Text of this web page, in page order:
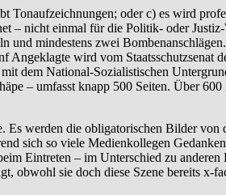
Tonaufzeichnungen; oder c) es wird
– nicht einmal für die Politik- oder Justiz-
und mindestens zwei
Angeklagte wird vom Staatsschutzsenat
dem National-Sozialistischen
– umfasst knapp 500 Seiten. Über 600
werden die obligatorischen Bilder von
sich so viele Medienkollegen
Eintreten – im Unterschied zu anderen
obwohl sie doch diese Szene bereits x-